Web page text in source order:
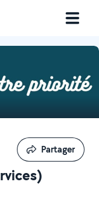
Partager
Partager